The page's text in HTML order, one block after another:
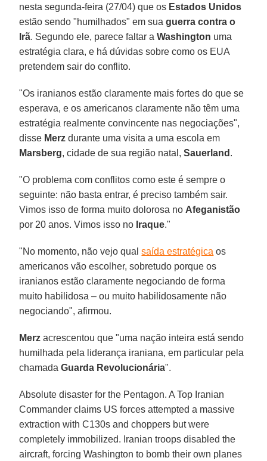
nesta segunda-feira (27/04) que os Estados Unidos
estão sendo "humilhados" em suaguerra contra o
Irã. Segundo ele, parece faltar aWashington uma
estratégia clara, e há dúvidas sobre como os EUA
pretendem sair do conflito.
"Os iranianos estão claramente mais fortes do que se
esperava, e os americanos claramente não têm uma
estratégia realmente convincente nas negociações",
disse Merz durante uma visita a uma escola em
Marsberg, cidade de sua região natal,Sauerland .
"O problema com conflitos como este é sempre o
seguinte: não basta entrar, é preciso também sair.
Vimos isso de forma muito dolorosa no Afeganistão
por 20 anos. Vimos isso no Iraque."
"No momento, não vejo qualsaída estratégica os
americanos vão escolher, sobretudo porque os
iranianos estão claramente negociando de forma
muito habilidosa – ou muito habilidosamente não
negociando", afirmou.
Merz acrescentou que "uma nação inteira está sendo
humilhada pela liderança iraniana, em particular pela
chamadaGuarda Revolucionária".
Absolute disaster for the Pentagon. A Top Iranian
Commander claims US forces attempted a massive
extraction with C130s and choppers but were
completely immobilized. Iranian troops disabled the
aircraft, forcing Washington to bomb their own planes